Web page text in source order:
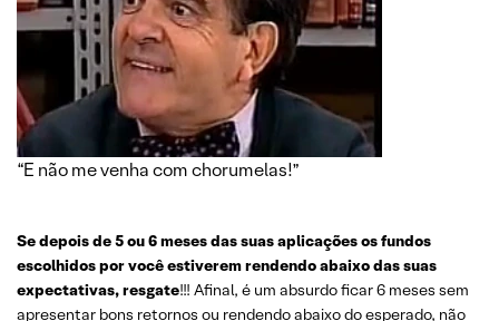
“E não me venha com chorumelas!”
Se depois de 5 ou 6 meses das suas aplicações os fundos
escolhidos por você estiverem rendendo abaixo das suas
expectativas, resgate!!! Afinal, é um absurdo ficar 6 meses sem
apresentar bons retornos ou rendendo abaixo do esperado, não